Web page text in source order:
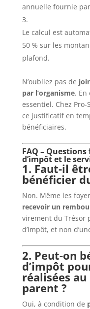
annuelle fournie
Le calcul est
50 % sur les
plafond.
N’oubliez pas de
par l’organisme. En
essentiel. Chez
ce justificatif en
bénéficiaires.
FAQ –
d’impôt et le
1. Faut-il
bénéficier
Non. Même les
recevoir un
virement du Trésor
d’impôt, et non
2. Peut-on
d’impôt
réalisées
parent ?
Oui, à condition de